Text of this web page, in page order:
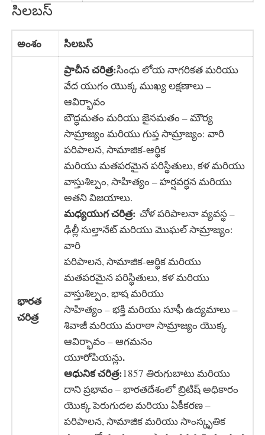
సిలబస్
అంశం సిలబస్
భారత
చరిత్ర
ప్రాచీన చరిత్ర:సింధు లోయ నాగరికత మరియు
వేద యుగం యొక్క ముఖ్య లక్షణాలు –
ఆవిర్భావం
బౌద్ధమతం మరియు జైనమతం – మౌర్య
సామ్రాజ్యం మరియు గుప్త సామ్రాజ్యం: వారి
పరిపాలన, సామాజిక-ఆర్థిక
మరియు మతపరమైన పరిస్థితులు, కళ మరియు
వాస్తుశిల్పం, సాహిత్యం – హర్షవర్ధన మరియు
అతని విజయాలు.
మధ్యయుగ చరిత్ర: చోళ పరిపాలనా వ్యవస్థ –
ఢిల్లీ సుల్తానేట్ మరియు మొఘల్ సామ్రాజ్యం:
వారి
పరిపాలన, సామాజిక-ఆర్థిక మరియు
మతపరమైన పరిస్థితులు, కళ మరియు
వాస్తుశిల్పం, భాష మరియు
సాహిత్యం – భక్తి మరియు సూఫీ ఉద్యమాలు –
శివాజీ మరియు మరాఠా సామ్రాజ్యం యొక్క
ఆవిర్భావం – ఆగమనం
యూరోపియన్లు.
ఆధునిక చరిత్ర:1857 తిరుగుబాటు మరియు
దాని ప్రభావం – భారతదేశంలో బ్రిటిష్ అధికారం
యొక్క పెరుగుదల మరియు ఏకీకరణ –
పరిపాలన, సామాజిక మరియు సాంస్కృతిక